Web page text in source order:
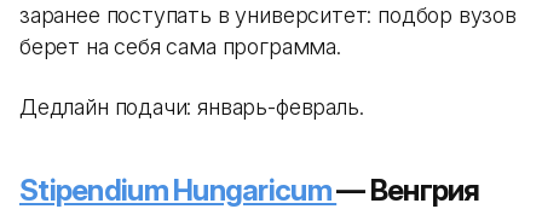
заранее поступать в университет: подбор вузов
берет на себя сама программа.
Дедлайн подачи: январь-февраль.
Stipendium Hungaricum— Венгрия